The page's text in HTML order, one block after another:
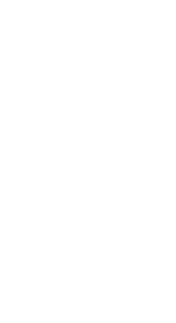
αστυνομικούς, οι οποίοι έχουν
εκπαίδευσή τους και
καθήκοντα.
ο Δήμος παρέλαβε τρία
οποία θα χρησιμοποιούνται για
μετακινήσεις των